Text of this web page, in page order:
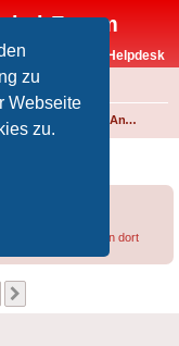
zu
Webseite
zu.
Forum
Vodafone-Kabel-Helpdesk
Analoges Angebot
Thread
bzw. in den dort